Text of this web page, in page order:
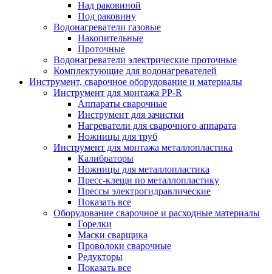
Над раковиной
Под раковину
Водонагреватели газовые
Накопительные
Проточные
Водонагреватели электрические проточные
Комплектующие для водонагревателей
Инструмент, сварочное оборудование и материалы
Инструмент для монтажа PP-R
Аппараты сварочные
Инструмент для зачистки
Нагреватели для сварочного аппарата
Ножницы для труб
Инструмент для монтажа металлопластика
Калибраторы
Ножницы для металлопластика
Пресс-клещи по металлопластику
Прессы электрогидравлические
Показать все
Оборудование сварочное и расходные материалы
Горелки
Маски сварщика
Проволоки сварочные
Редукторы
Показать все